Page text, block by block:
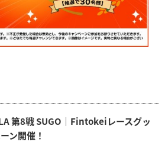
第8戦 SUGO｜Fintokeiレースグッ
ン開催！